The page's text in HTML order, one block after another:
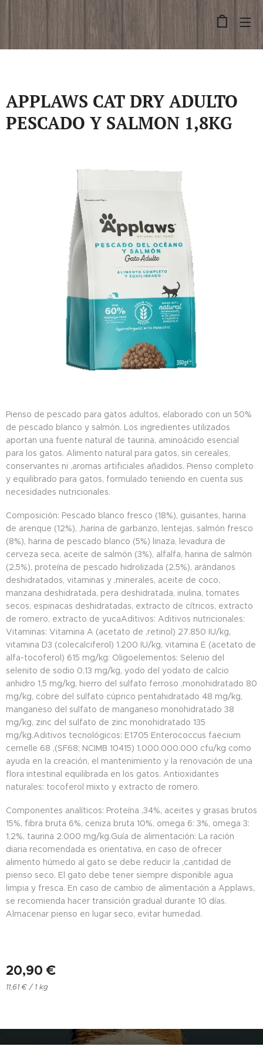
APPLAWS CAT DRY ADULTO
PESCADO Y SALMON 1,8KG
Pienso de pescado para gatos adultos, elaborado con un 50%
de pescado blanco y salmón. Los ingredientes utilizados
aportan una fuente natural de taurina, aminoácido esencial
para los gatos. Alimento natural para gatos, sin cereales,
conservantes ni ,aromas artificiales añadidos. Pienso completo
y equilibrado para gatos, formulado teniendo en cuenta sus
necesidades nutricionales.
Composición: Pescado blanco fresco (18%), guisantes, harina
de arenque (12%), ,harina de garbanzo, lentejas, salmón fresco
(8%), harina de pescado blanco (5%) linaza, levadura de
cerveza seca, aceite de salmón (3%), alfalfa, harina de salmón
(2,5%), proteína de pescado hidrolizada (2,5%), arándanos
deshidratados, vitaminas y ,minerales, aceite de coco,
manzana deshidratada, pera deshidratada, inulina, tomates
secos, espinacas deshidratadas, extracto de cítricos, extracto
de romero, extracto de yucaAditivos: Aditivos nutricionales:
Vitaminas: Vitamina A (acetato de ,retinol) 27.850 IU/kg,
vitamina D3 (colecalciferol) 1.200 IU/kg, vitamina E (acetato de
alfa-tocoferol) 615 mg/kg: Oligoelementos: Selenio del
selenito de sodio 0,13 mg/kg, yodo del yodato de calcio
anhidro 1,5 mg/kg, hierro del sulfato ferroso ,monohidratado 80
mg/kg, cobre del sulfato cúprico pentahidratado 48 mg/kg,
manganeso del sulfato de manganeso monohidratado 38
mg/kg, zinc del sulfato de zinc monohidratado 135
mg/kg.Aditivos tecnológicos: E1705 Enterococcus faecium
cernelle 68 ,(SF68; NCIMB 10415) 1.000.000.000 cfu/kg como
ayuda en la creación, el mantenimiento y la renovación de una
flora intestinal equilibrada en los gatos. Antioxidantes
naturales: tocoferol mixto y extracto de romero.
Componentes analíticos: Proteína ,34%, aceites y grasas brutos
15%, fibra bruta 6%, ceniza bruta 10%, omega 6: 3%, omega 3:
1,2%, taurina 2.000 mg/kg.Guía de alimentación: La ración
diaria recomendada es orientativa, en caso de ofrecer
alimento húmedo al gato se debe reducir la ,cantidad de
pienso seco. El gato debe tener siempre disponible agua
limpia y fresca. En caso de cambio de alimentación a Applaws,
se recomienda hacer transición gradual durante 10 días.
Almacenar pienso en lugar seco, evitar humedad.
20,90 €
11,61 € / 1 kg